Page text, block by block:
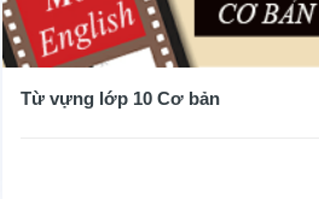
Từ vựng lớp 10 Cơ bản